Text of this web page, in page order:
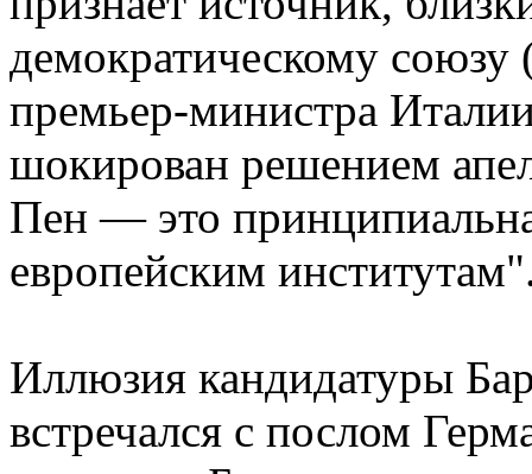
демократическому
премьер-министра
шокирован решением
Пен — это
европейским
Иллюзия кандидатуры
встречался с послом